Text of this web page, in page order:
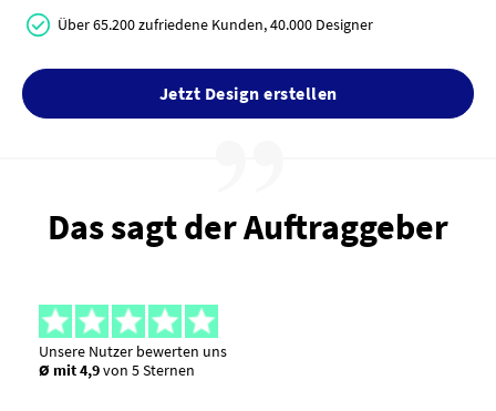
Über 65.200 zufriedene Kunden, 40.000 Designer
Jetzt Design erstellen
Das sagt der Auftraggeber
Unsere Nutzer bewerten uns
Ø mit 4,9von 5 Sternen